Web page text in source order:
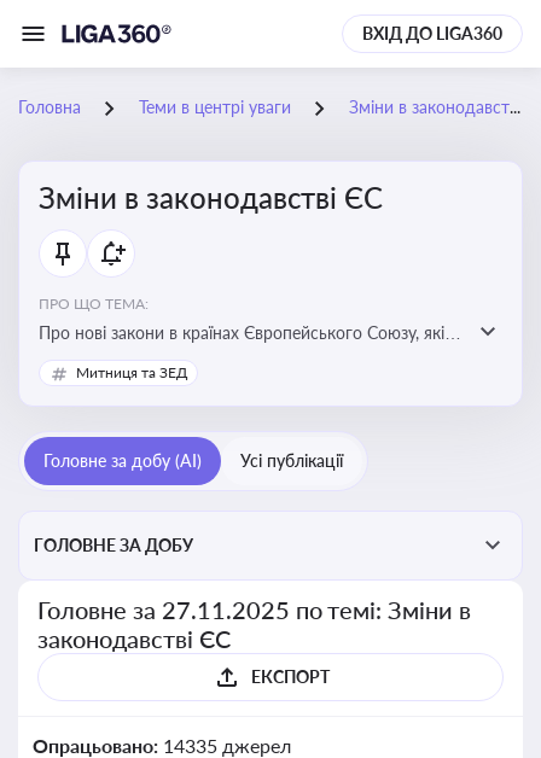
ВХІД ДО LIGA360
Головна Теми в центрі уваги Зміни в законодавстві ЄС
Зміни в законодавстві ЄС
ПРО ЩО ТЕМА:
Про нові закони в країнах Європейського Союзу, які
впливають на умови торгівлі, трудової міграції,
інтеграції та перспективу членства України в
Митниця та ЗЕД
Головне за добу (AI) Усі публікації
ГОЛОВНЕ ЗА ДОБУ
Головне за 27.11.2025 по темі: Зміни в
законодавстві ЄС
ЕКСПОРТ
Опрацьовано: 14335 джерел